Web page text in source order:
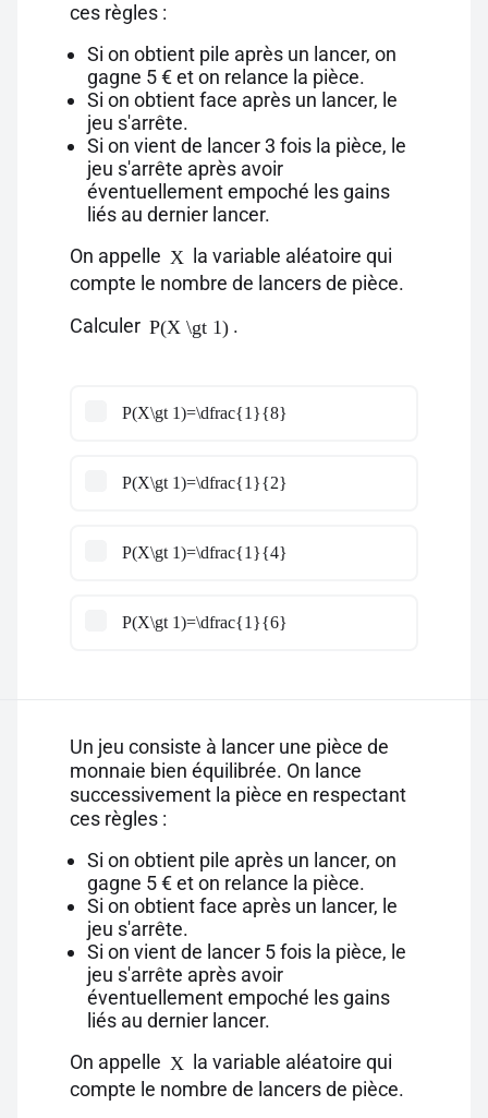
ces règles :
Si on obtient pile après un lancer, on
gagne 5 € et on relance la pièce.
Si on obtient face après un lancer, le
jeu s'arrête.
Si on vient de lancer 3 fois la pièce, le
jeu s'arrête après avoir
éventuellement empoché les gains
liés au dernier lancer.
On appelle X la variable aléatoire qui
compte le nombre de lancers de pièce.
Calculer P(X \gt 1) .
P(X\gt 1)=\dfrac{1}{8}
P(X\gt 1)=\dfrac{1}{2}
P(X\gt 1)=\dfrac{1}{4}
P(X\gt 1)=\dfrac{1}{6}
Un jeu consiste à lancer une pièce de
monnaie bien équilibrée. On lance
successivement la pièce en respectant
ces règles :
Si on obtient pile après un lancer, on
gagne 5 € et on relance la pièce.
Si on obtient face après un lancer, le
jeu s'arrête.
Si on vient de lancer 5 fois la pièce, le
jeu s'arrête après avoir
éventuellement empoché les gains
liés au dernier lancer.
On appelle X la variable aléatoire qui
compte le nombre de lancers de pièce.